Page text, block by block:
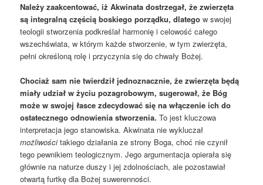
Należy zaakcentować, iżAkwinata dostrzegał, że zwierzęta
są integralną częścią boskiego porządku,dlatego w swojej
teologii stworzenia podkreślał harmonię i celowość całego
wszechświata, w którym każde stworzenie, w tym zwierzęta,
pełni określoną rolę i przyczynia się do chwały Bożej.
Chociaż sam nie twierdził jednoznacznie, że zwierzęta będą
miały udział w życiu pozagrobowym, sugerował, że Bóg
może w swojej łasce zdecydować się na włączenie ich do
ostatecznego odnowienia stworzenia. To jest kluczowa
interpretacja jego stanowiska. Akwinata nie wykluczał
możliwościtakiego działania ze strony Boga, choć nie czynił
tego pewnikiem teologicznym. Jego argumentacja opierała się
głównie na naturze duszy i jej zdolnościach, ale pozostawiał
otwartą furtkę dla Bożej suwerenności.